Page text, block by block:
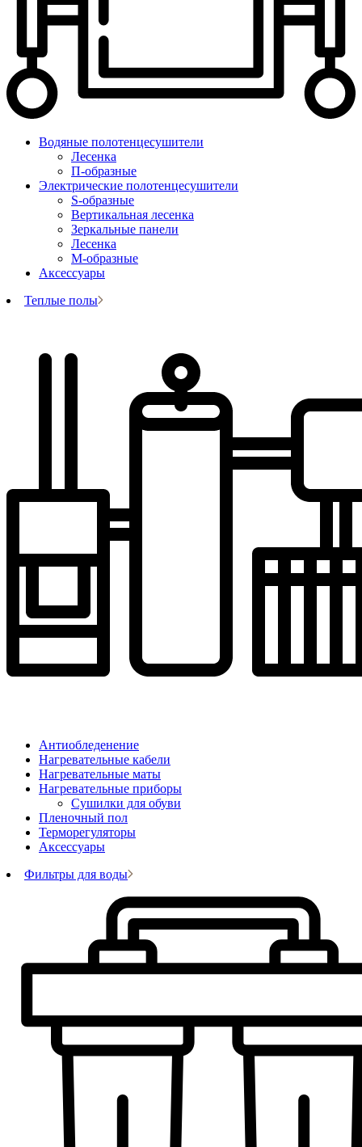
Водяные полотенцесушители
Лесенка
П-образные
Электрические полотенцесушители
S-образные
Вертикальная лесенка
Зеркальные панели
Лесенка
М-образные
Аксессуары
Теплые полы
Антиобледенение
Нагревательные кабели
Нагревательные маты
Нагревательные приборы
Сушилки для обуви
Пленочный пол
Терморегуляторы
Аксессуары
Фильтры для воды